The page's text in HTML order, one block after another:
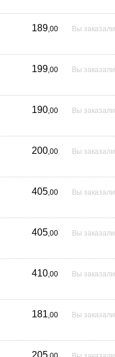
189,00 Вы заказали
199,00 Вы заказали
190,00 Вы заказали
200,00 Вы заказали
405,00 Вы заказали
405,00 Вы заказали
410,00 Вы заказали
181,00 Вы заказали